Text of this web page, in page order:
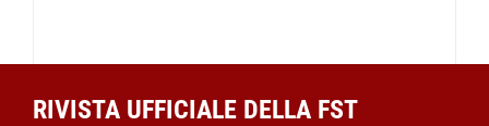
RIVISTA UFFICIALE DELLA FST